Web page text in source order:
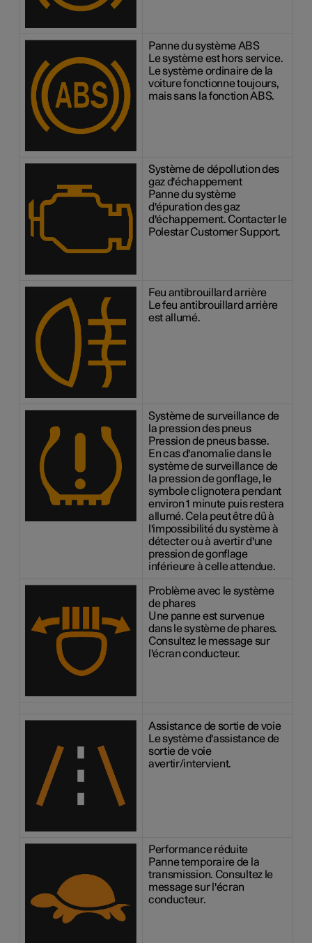
Panne du système ABS
Le système est hors service.
Le système ordinaire de la
voiture fonctionne toujours,
mais sans la fonction ABS.
Système de dépollution des
gaz d'échappement
Panne du système
d'épuration des gaz
d'échappement. Contacter le
Polestar Customer Support.
Feu antibrouillard arrière
Le feu antibrouillard arrière
est allumé.
Système de surveillance de
la pression des pneus
Pression de pneus basse.
En cas d'anomalie dans le
système de surveillance de
la pression de gonflage, le
symbole clignotera pendant
environ 1 minute puis restera
allumé. Cela peut être dû à
l'impossibilité du système à
détecter ou à avertir d'une
pression de gonflage
inférieure à celle attendue.
Problème avec le système
de phares
Une panne est survenue
dans le système de phares.
Consultez le message sur
l'écran conducteur.
Assistance de sortie de voie
Le système d'assistance de
sortie de voie
avertir/intervient.
Performance réduite
Panne temporaire de la
transmission. Consultez le
message sur l'écran
conducteur.